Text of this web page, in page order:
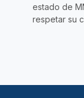
estado de
respetar su